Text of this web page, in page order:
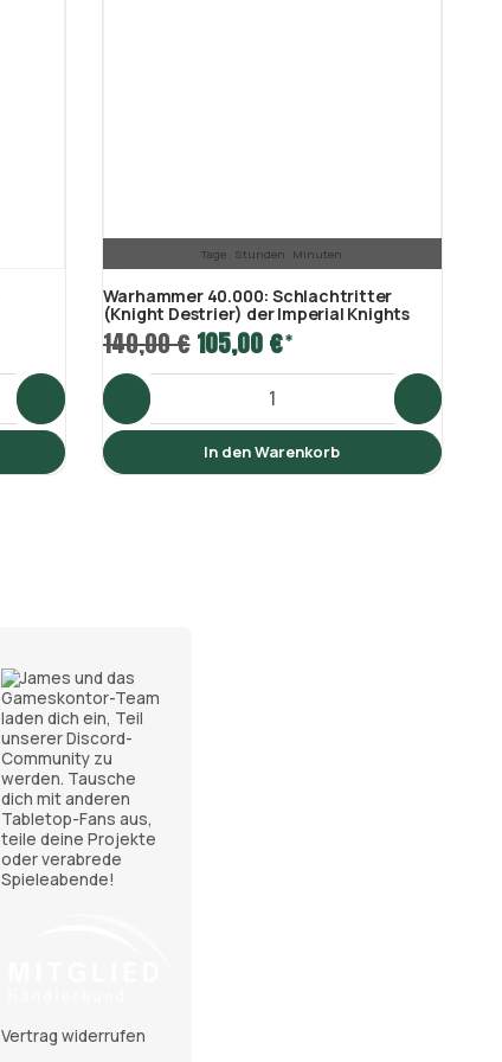
Tage Stunden Minuten
Warhammer 40.000: Schlachtritter
(Knight Destrier) der Imperial Knights
140,00 € 105,00 €*
In den Warenkorb
Vertrag widerrufen